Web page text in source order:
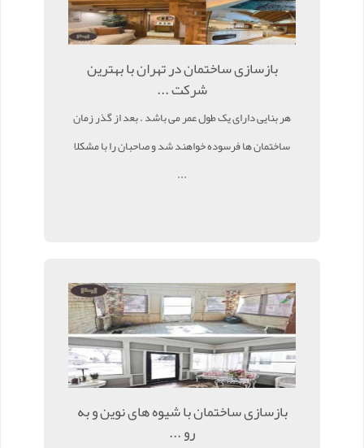
بازسازی ساختمان در تهران با بهترین
شرکت ...
هر بنایی دارای یک طول عمر می باشد . بعد از گذر زمان
ساختمان ها فرسوده خواهند شد و صاحبان را با مشکلا
...
بازسازی ساختمان با شیوه های نوین و به
رو ...